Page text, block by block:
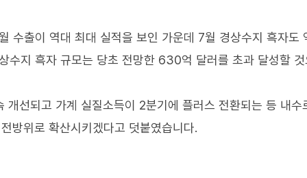
수출이 역대 최대 실적을 보인 가운데 7월 경상수지 흑자도
수지 흑자 규모는 당초 전망한 630억 달러를 초과 달성할
선되고 가계 실질소득이 2분기에 플러스 전환되는 등 내수
방위로 확산시키겠다고 덧붙였습니다.